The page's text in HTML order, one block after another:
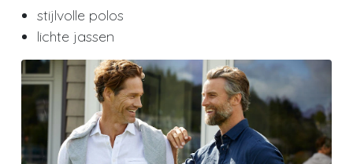
stijlvolle polos
lichte jassen